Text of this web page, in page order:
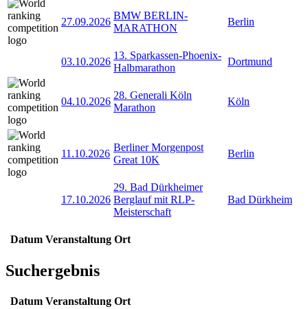
27.09.2026
BMW BERLIN-
MARATHON
Berlin
03.10.2026
13. Sparkassen-Phoenix-
Halbmarathon
Dortmund
04.10.2026
28. Generali Köln
Marathon
Köln
11.10.2026
Berliner Morgenpost
Great 10K
Berlin
17.10.2026
29. Bad Dürkheimer
Berglauf mit RLP-
Meisterschaft
Bad Dürkheim
Datum Veranstaltung Ort
Suchergebnis
Datum Veranstaltung Ort